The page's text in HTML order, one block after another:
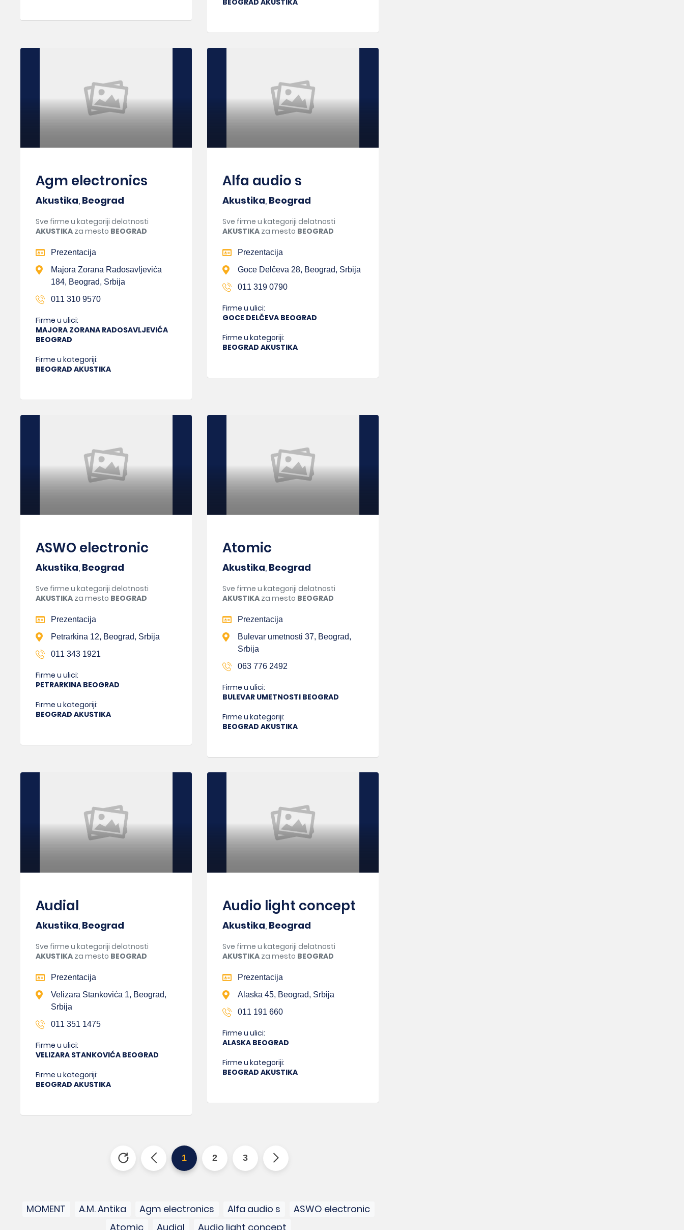
BEOGRAD AKUSTIKA
Agm electronics
Akustika, Beograd
Sve firme u kategoriji delatnosti
AKUSTIKA za mesto BEOGRAD
Prezentacija
Majora Zorana Radosavljevića
184, Beograd, Srbija
011 310 9570
Firme u ulici:
MAJORA ZORANA RADOSAVLJEVIĆA
BEOGRAD
Firme u kategoriji:
BEOGRAD AKUSTIKA
Alfa audio s
Akustika, Beograd
Sve firme u kategoriji delatnosti
AKUSTIKA za mesto BEOGRAD
Prezentacija
Goce Delčeva 28, Beograd, Srbija
011 319 0790
Firme u ulici:
GOCE DELČEVA BEOGRAD
Firme u kategoriji:
BEOGRAD AKUSTIKA
ASWO electronic
Akustika, Beograd
Sve firme u kategoriji delatnosti
AKUSTIKA za mesto BEOGRAD
Prezentacija
Petrarkina 12, Beograd, Srbija
011 343 1921
Firme u ulici:
PETRARKINA BEOGRAD
Firme u kategoriji:
BEOGRAD AKUSTIKA
Atomic
Akustika, Beograd
Sve firme u kategoriji delatnosti
AKUSTIKA za mesto BEOGRAD
Prezentacija
Bulevar umetnosti 37, Beograd,
Srbija
063 776 2492
Firme u ulici:
BULEVAR UMETNOSTI BEOGRAD
Firme u kategoriji:
BEOGRAD AKUSTIKA
Audial
Akustika, Beograd
Sve firme u kategoriji delatnosti
AKUSTIKA za mesto BEOGRAD
Prezentacija
Velizara Stankovića 1, Beograd,
Srbija
011 351 1475
Firme u ulici:
VELIZARA STANKOVIĆA BEOGRAD
Firme u kategoriji:
BEOGRAD AKUSTIKA
Audio light concept
Akustika, Beograd
Sve firme u kategoriji delatnosti
AKUSTIKA za mesto BEOGRAD
Prezentacija
Alaska 45, Beograd, Srbija
011 191 660
Firme u ulici:
ALASKA BEOGRAD
Firme u kategoriji:
BEOGRAD AKUSTIKA
1 2 3
MOMENT A.M. Antika Agm electronics Alfa audio s
ASWO electronic
Atomic
Audial Audio light concept